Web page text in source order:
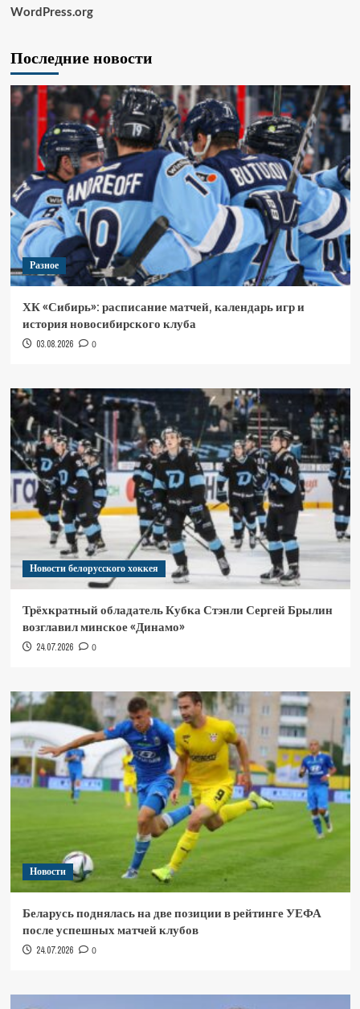
WordPress.org
Последние новости
Разное
ХК «Сибирь»: расписание матчей, календарь игр и
история новосибирского клуба
03.08.2026 0
Новости белорусского хоккея
Трёхкратный обладатель Кубка Стэнли Сергей Брылин
возглавил минское «Динамо»
24.07.2026 0
Новости
Беларусь поднялась на две позиции в рейтинге УЕФА
после успешных матчей клубов
24.07.2026 0